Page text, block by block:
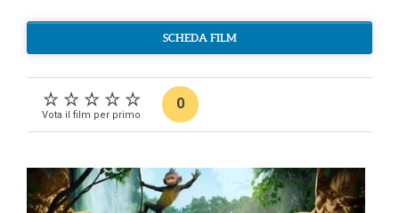
SCHEDA FILM
Vota il film per primo
0